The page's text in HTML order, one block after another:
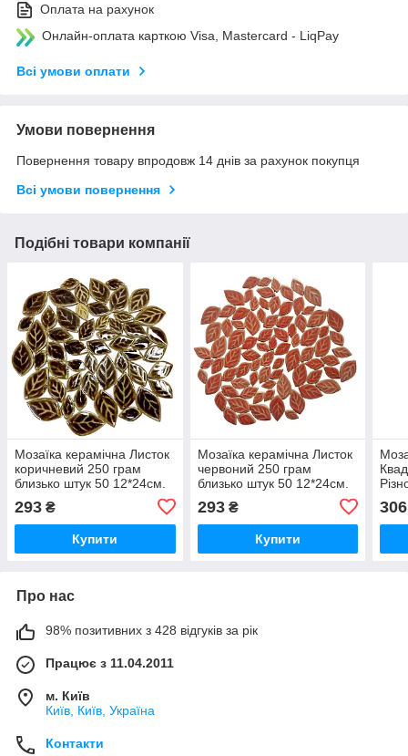
Оплата на рахунок
Онлайн-оплата карткою Visa, Mastercard - LiqPay
Всі умови оплати
Умови повернення
Повернення товару впродовж 14 днів за рахунок покупця
Всі умови повернення
Подібні товари компанії
Мозаїка керамічна Листок
коричневий 250 грам
близько штук 50 12*24см.
293 ₴
Купити
Мозаїка керамічна Листок
червоний 250 грам
близько штук 50 12*24см.
293₴
Купити
306
Про нас
98% позитивних з 428 відгуків за рік
Працює з 11.04.2011
м. Київ
Київ, Київ, Україна
Контакти